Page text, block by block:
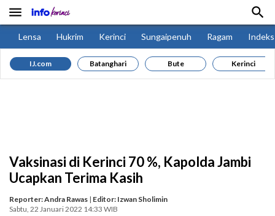
 
Lensa Hukrim Kerinci Sungaipenuh Ragam Indeks
IJ.com Batanghari Bute Kerinci
Vaksinasi di Kerinci 70 %, Kapolda Jambi
Ucapkan Terima Kasih
Reporter: Andra Rawas | Editor: Izwan Sholimin
Sabtu, 22 Januari 2022 14:33 WIB